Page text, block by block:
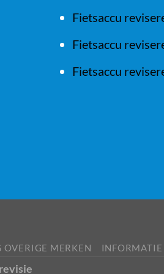
Fietsaccu
Fietsaccu
Fietsaccu
OVERIGE MERKEN INFORMATIE